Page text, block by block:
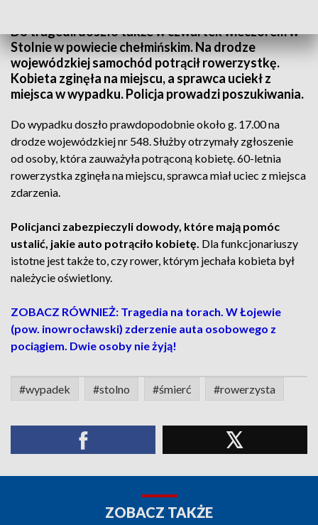
Do tragedii doszło także w czwartek wieczorem w
Stolnie w powiecie chełmińskim. Na drodze
wojewódzkiej samochód potrącił rowerzystkę.
Kobieta zginęła na miejscu, a sprawca uciekł z
miejsca w wypadku. Policja prowadzi poszukiwania.
Do wypadku doszło prawdopodobnie około g. 17.00 na
drodze wojewódzkiej nr 548. Służby otrzymały zgłoszenie
od osoby, która zauważyła potrąconą kobietę. 60-letnia
rowerzystka zginęła na miejscu, sprawca miał uciec z miejsca
zdarzenia.
Policjanci zabezpieczyli dowody, które mają pomóc
ustalić, jakie auto potrąciło kobietę. Dla funkcjonariuszy
istotne jest także to, czy rower, którym jechała kobieta był
należycie oświetlony.
ZOBACZ RÓWNIEŻ: Tragedia na torach. W Łojewie
(pow. inowrocławski) zderzenie auta osobowego z
pociągiem. Dwie osoby nie żyją!
#wypadek #stolno #śmierć #rowerzysta
ZOBACZ TAKŻE